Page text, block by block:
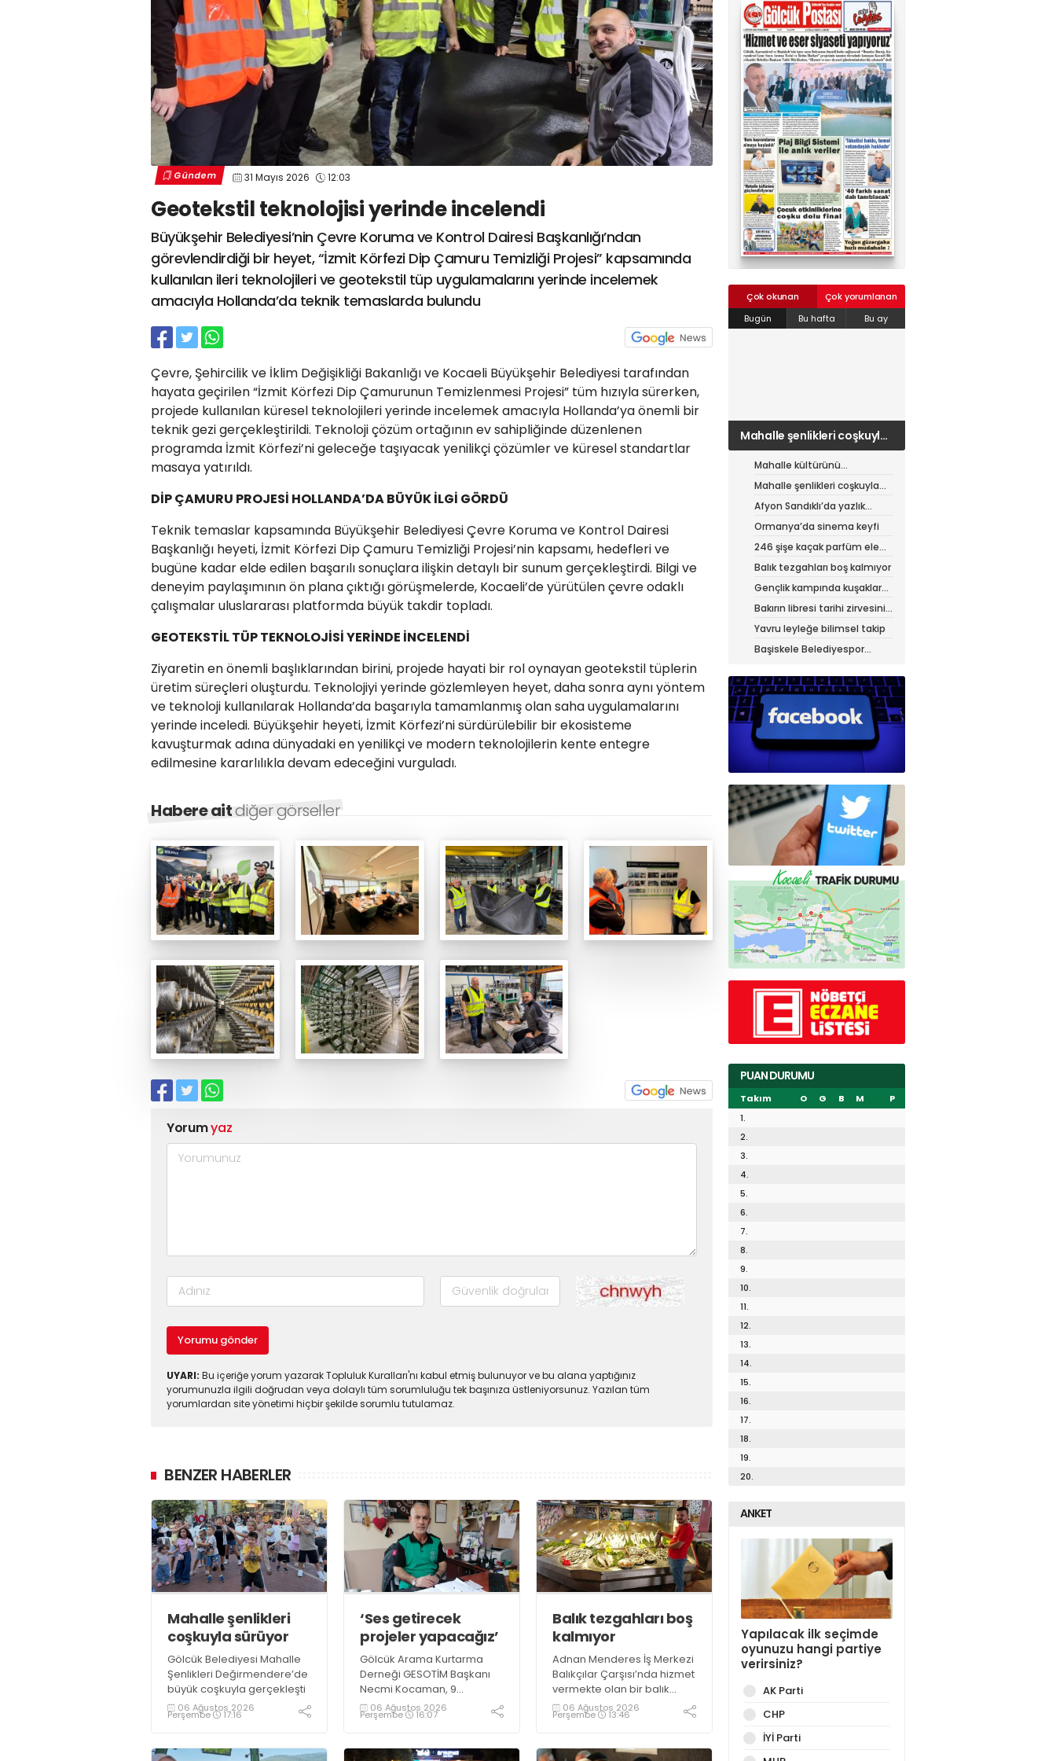
Gündem 31 Mayıs 2026 12:03
Geotekstil teknolojisi yerinde incelendi
Büyükşehir Belediyesi’nin Çevre Koruma ve Kontrol Dairesi Başkanlığı’ndan
görevlendirdiği bir heyet, “İzmit Körfezi Dip Çamuru Temizliği Projesi” kapsamında
kullanılan ileri teknolojileri ve geotekstil tüp uygulamalarını yerinde incelemek
amacıyla Hollanda’da teknik temaslarda bulundu
Çevre, Şehircilik ve İklim Değişikliği Bakanlığı ve Kocaeli Büyükşehir Belediyesi tarafından
hayata geçirilen “İzmit Körfezi Dip Çamurunun Temizlenmesi Projesi” tüm hızıyla sürerken,
projede kullanılan küresel teknolojileri yerinde incelemek amacıyla Hollanda’ya önemli bir
teknik gezi gerçekleştirildi. Teknoloji çözüm ortağının ev sahipliğinde düzenlenen
programda İzmit Körfezi’ni geleceğe taşıyacak yenilikçi çözümler ve küresel standartlar
masaya yatırıldı.
DİP ÇAMURU PROJESİ HOLLANDA’DA BÜYÜK İLGİ GÖRDÜ
Teknik temaslar kapsamında Büyükşehir Belediyesi Çevre Koruma ve Kontrol Dairesi
Başkanlığı heyeti, İzmit Körfezi Dip Çamuru Temizliği Projesi’nin kapsamı, hedefleri ve
bugüne kadar elde edilen başarılı sonuçlara ilişkin detaylı bir sunum gerçekleştirdi. Bilgi ve
deneyim paylaşımının ön plana çıktığı görüşmelerde, Kocaeli’de yürütülen çevre odaklı
çalışmalar uluslararası platformda büyük takdir topladı.
GEOTEKSTİL TÜP TEKNOLOJİSİ YERİNDE İNCELENDİ
Ziyaretin en önemli başlıklarından birini, projede hayati bir rol oynayan geotekstil tüplerin
üretim süreçleri oluşturdu. Teknolojiyi yerinde gözlemleyen heyet, daha sonra aynı yöntem
ve teknoloji kullanılarak Hollanda’da başarıyla tamamlanmış olan saha uygulamalarını
yerinde inceledi. Büyükşehir heyeti, İzmit Körfezi’ni sürdürülebilir bir ekosisteme
kavuşturmak adına dünyadaki en yenilikçi ve modern teknolojilerin kente entegre
edilmesine kararlılıkla devam edeceğini vurguladı.
Habere aitdiğer görseller
Yorumyaz
Yorumu gönder
UYARI: Bu içeriğe yorum yazarak Topluluk Kuralları'nı kabul etmiş bulunuyor ve bu alana yaptığınız
yorumunuzla ilgili doğrudan veya dolaylı tüm sorumluluğu tek başınıza üstleniyorsunuz. Yazılan tüm
yorumlardan site yönetimi hiçbir şekilde sorumlu tutulamaz.
BENZER HABERLER
Mahalle şenlikleri
coşkuyla sürüyor
Gölcük Belediyesi Mahalle
Şenlikleri Değirmendere’de
büyük coşkuyla gerçekleşti
06 Ağustos 2026
Perşembe 17:16
‘Ses getirecek
projeler yapacağız’
Gölcük Arama Kurtarma
Derneği GESOTİM Başkanı
Necmi Kocaman, 9
Ağustos’ta gerçekleşecek
sınavın ardından 4. Akredite
tamamlayacaklarını ifade
06 Ağustos 2026
Perşembe 16:07
Balık tezgahları boş
kalmıyor
Adnan Menderes İş Merkezi
Balıkçılar Çarşısı’nda hizmet
vermekte olan bir balık
restoranının işletme
sahiplerinden Emrah
tezgahlarda taze balık
06 Ağustos 2026
Perşembe 13:46
Çok okunan
Çok yorumlanan
Bugün
Bu hafta Bu ay
Mahalle şenlikleri coşkuyla
sürüyor
Mahalle kültürünü
canlandıran şenlik
Mahalle şenlikleri coşkuyla
sürüyor
Afyon Sandıklı’da yazlık
patates hasadı
Ormanya’da sinema keyfi
246 şişe kaçak parfüm ele
geçirildi
Balık tezgahları boş kalmıyor
Gençlik kampında kuşaklar
buluştu
Bakırın libresi tarihi zirvesini
test ediyor
Yavru leyleğe bilimsel takip
Başiskele Belediyespor
PUAN DURUMU
Takım O G B M
P
1.
2.
3.
4.
5.
6.
7.
8.
9.
10.
11.
12.
13.
14.
15.
16.
17.
18.
19.
20.
ANKET
Yapılacak ilk seçimde
oyunuzu hangi partiye
verirsiniz?
AK Parti
CHP
İYİ Parti
02624132333
haber@golcukpostasi.com